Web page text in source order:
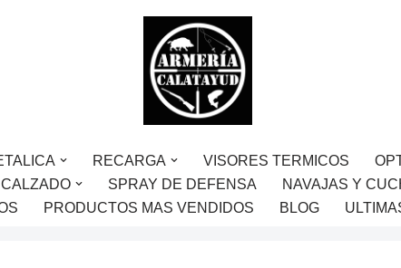
RECARGA VISORES TERMICOS
SPRAY DE DEFENSA
NAVAJAS Y
PRODUCTOS MAS VENDIDOS BLOG